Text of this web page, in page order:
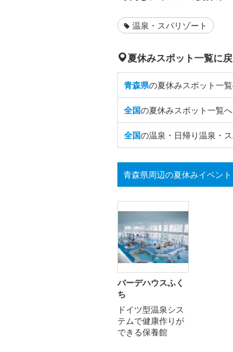
温泉・スパリゾート
夏休みスポット一覧に
青森県の夏休みスポット一
全国の夏休みスポット一覧へ
全国の温泉・日帰り温泉・
青森県周辺の夏休みイベン
バーデハウスふく
ち
ドイツ型温泉シス
テムで健康作りが
できる保養館